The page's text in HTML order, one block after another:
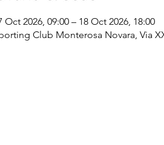
Oct 2026, 09:00 – 18 Oct 2026, 18:00
Club Monterosa Novara, Via